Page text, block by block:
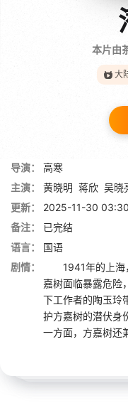
本片由
大
导演：
高寒
主演：
黄晓明 蒋欣 吴晓
更新：
2025-11-30 03:30
备注：
已完结
语言：
国语
剧情：
1941年的上海
嘉树面临暴露危险
下工作者的陶玉玲
护方嘉树的潜伏身
一方面，方嘉树还